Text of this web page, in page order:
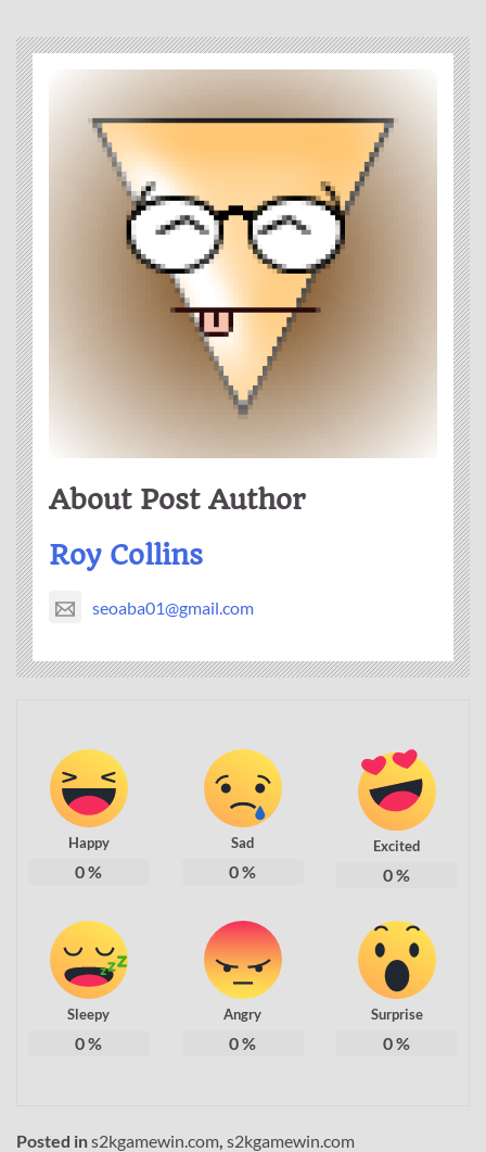
About Post Author
Roy Collins
seoaba01@gmail.com
Happy
0%
Sad
0%
Excited
0%
Sleepy
0%
Angry
0%
Surprise
0%
Posted ins2kgamewin.com s2kgamewin.com